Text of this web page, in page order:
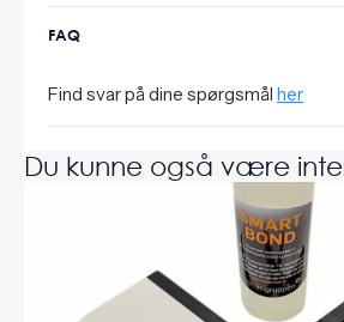
FAQ
Find svar på dine spørgsmål her
Du kunne også være